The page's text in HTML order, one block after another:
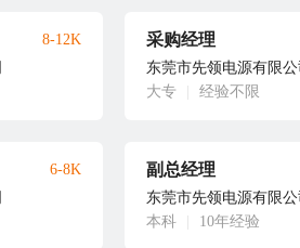
8-12K 采购经理
东莞市先领电源有限
大专
经验不限
6-8K 副总经理
东莞市先领电源有限
本科
10年经验